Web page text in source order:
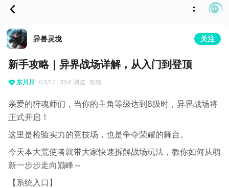
异兽灵境 关注
新手攻略｜异界战场详解，从入门到登顶
东川川 03/12 354 浏览 攻略
亲爱的狩魂师们，当你的主角等级达到8级时，异界战场将
正式开启！
这里是检验实力的竞技场，也是争夺荣耀的舞台。
今天本大荒使者就带大家快速拆解战场玩法，教你如何从萌
新一步步走向巅峰～
【系统入口】